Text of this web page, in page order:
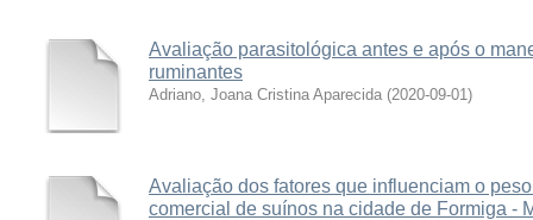
Avaliação parasitológica antes e após o
ruminantes
Adriano, Joana Cristina Aparecida (2020-09-01)
Avaliação dos fatores que influenciam o
comercial de suínos na cidade de Formiga -